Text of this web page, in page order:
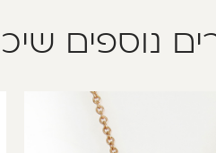
נוספים